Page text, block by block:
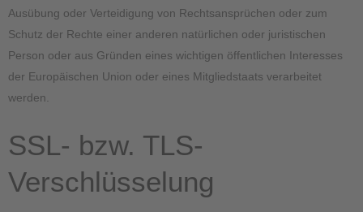
Ausübung oder Verteidigung von Rechtsansprüchen oder zum
Schutz der Rechte einer anderen natürlichen oder juristischen
Person oder aus Gründen eines wichtigen öffentlichen Interesses
der Europäischen Union oder eines Mitgliedstaats verarbeitet
werden.
SSL- bzw. TLS-
Verschlüsselung